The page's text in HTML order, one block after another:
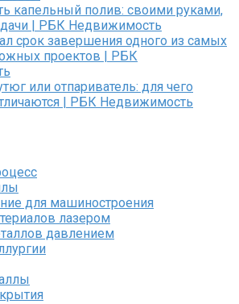
капельный полив: своими руками,
| РБК Недвижимость
срок завершения одного из самых
проектов | РБК
или отпариватель: для чего
| РБК Недвижимость
для машиностроения
лазером
давлением